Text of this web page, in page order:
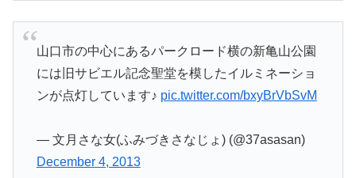
山口市の中心にあるパークロード横の新亀山公園
には旧サビエル記念聖堂を模したイルミネーショ
ンが点灯しています♪ pic.twitter.com/bxyBrVbSvM
— 文月さな女(ふみづきさなじょ) (@37asasan)
December 4, 2013